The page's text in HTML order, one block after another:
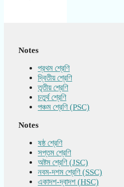
Notes
প্রথম শ্রেণি
দ্বিতীয় শ্রেণি
তৃতীয় শ্রেণি
চতুর্থ শ্রেণি
পঞ্চম শ্রেণি (PSC)
Notes
ষষ্ঠ শ্রেণি
সপ্তম শ্রেণি
অষ্টম শ্রেণি (JSC)
নবম-দশম শ্রেণি (SSC)
একাদশ-দ্বাদশ (HSC)